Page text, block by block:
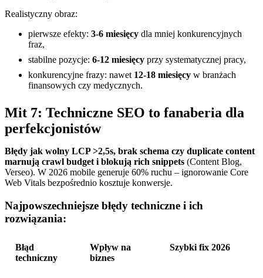
Realistyczny obraz:
pierwsze efekty: 3-6 miesięcy dla mniej konkurencyjnych
fraz,
stabilne pozycje: 6-12 miesięcy przy systematycznej pracy,
konkurencyjne frazy: nawet 12-18 miesięcy w branżach
finansowych czy medycznych.
Mit 7: Techniczne SEO to fanaberia dla
perfekcjonistów
Błędy jak wolny LCP >2,5s, brak schema czy duplicate content
marnują crawl budget i blokują rich snippets (Content Blog,
Verseo). W 2026 mobile generuje 60% ruchu – ignorowanie Core
Web Vitals bezpośrednio kosztuje konwersje.
Najpowszechniejsze błędy techniczne i ich
rozwiązania:
Błąd
techniczny
Wpływ na
biznes
Szybki fix 2026